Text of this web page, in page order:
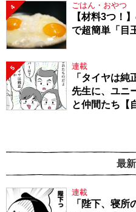
4 ごはん・おやつ
【材料3つ！
で超簡単「目
5 連載
「タイヤは
先生に、ユニ
と仲間たち【
最
連載
「陛下、寝所